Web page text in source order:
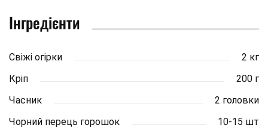
Інгредієнти
Свіжі огірки
2 кг
Кріп
200 г
Часник
2 головки
Чорний перець горошок
10-15 шт